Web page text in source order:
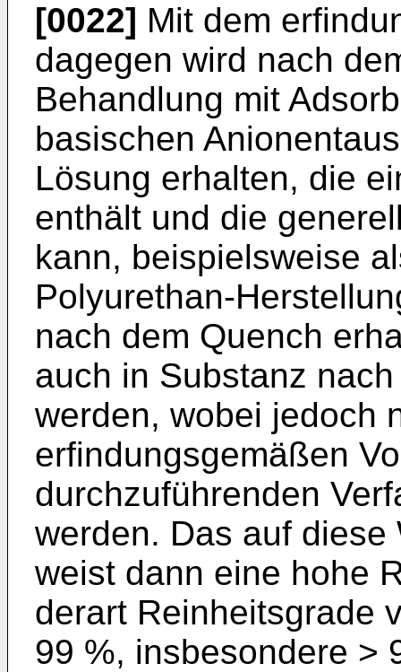
[0022] Mit dem
dagegen wird nach
Behandlung mit
basischen
Lösung erhalten, die
enthält und die
kann, beispielsweise
Polyurethan-
nach dem Quench
auch in Substanz
werden, wobei jedoch
erfindungsgemäßen
durchzuführenden
werden. Das auf diese
weist dann eine hohe
derart Reinheitsgrade
99 %, insbesondere >